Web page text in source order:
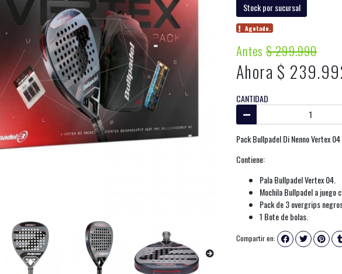
Stock por sucursal
Agotado.
Antes$ 299.990
Ahora $
CANTIDAD
Pack Bullpadel Di Nenno Vertex
Contiene:
Pala Bullpadel Vertex 04.
Mochila Bullpadel a juego
Pack de 3 overgrips
1 Bote de bolas.
Compartir en: